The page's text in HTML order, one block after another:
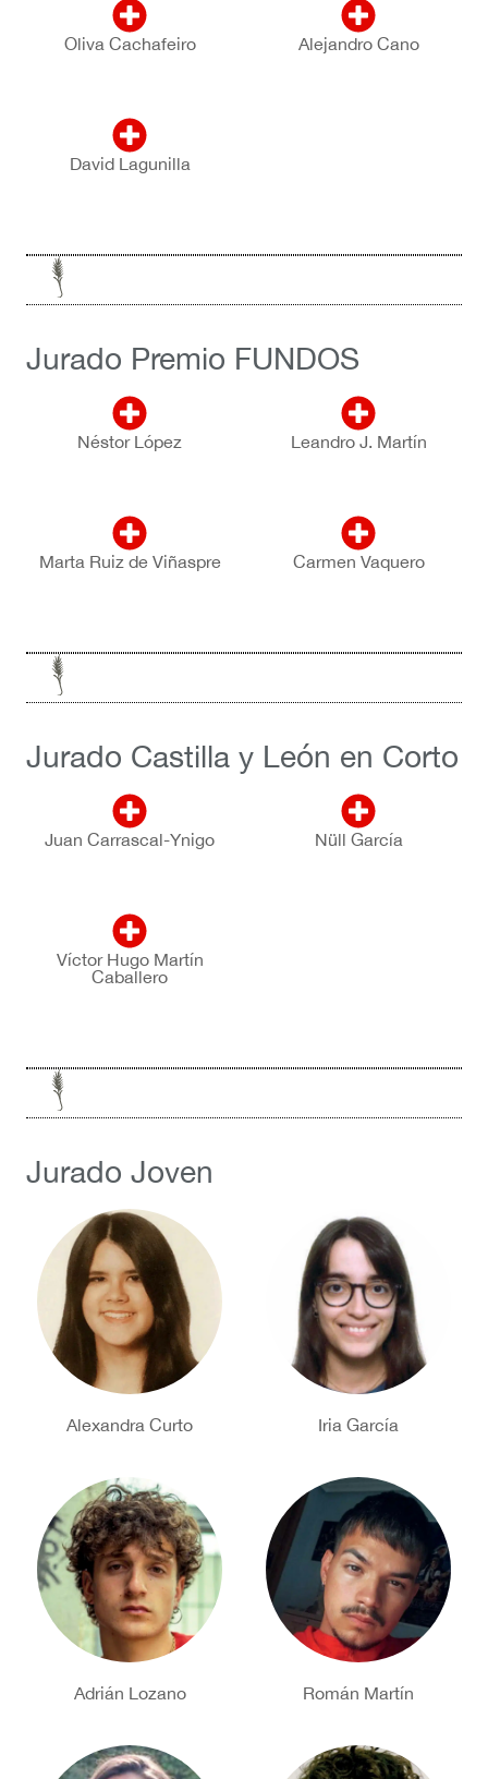
Oliva Cachafeiro Alejandro Cano
David Lagunilla
Jurado Premio FUNDOS
Néstor López Leandro J. Martín
Marta Ruiz de Viñaspre Carmen Vaquero
Jurado Castilla y León en Corto
Juan Carrascal-Ynigo Nüll García
Víctor Hugo Martín
Caballero
Jurado Joven
Alexandra Curto Iria García
Adrián Lozano Román Martín